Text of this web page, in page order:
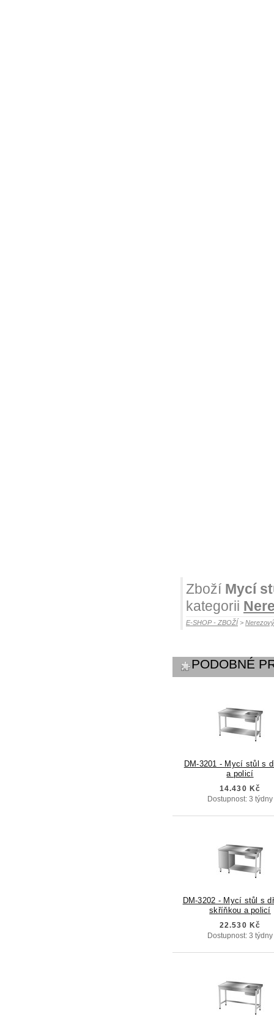
Zboží Mycí
kategorii
E-SHOP - ZBOŽÍ >
PODOBNÉ
DM-3201 - Mycí stůl s
a policí
14.430 Kč
Dostupnost: 3 týdny
DM-3202 - Mycí stůl s
skříňkou a policí
22.530 Kč
Dostupnost: 3 týdny